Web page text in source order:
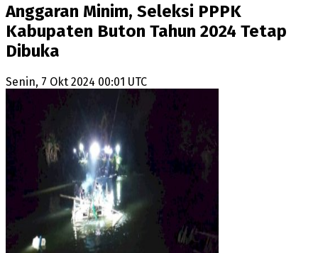
Anggaran Minim, Seleksi PPPK
Kabupaten Buton Tahun 2024 Tetap
Dibuka
Senin, 7 Okt 2024 00:01 UTC